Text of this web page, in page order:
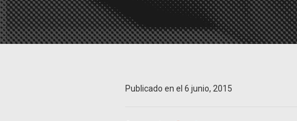
Publicado en el 6 junio, 2015